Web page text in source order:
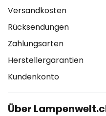
Versandkosten
Rücksendungen
Zahlungsarten
Herstellergarantien
Kundenkonto
Über